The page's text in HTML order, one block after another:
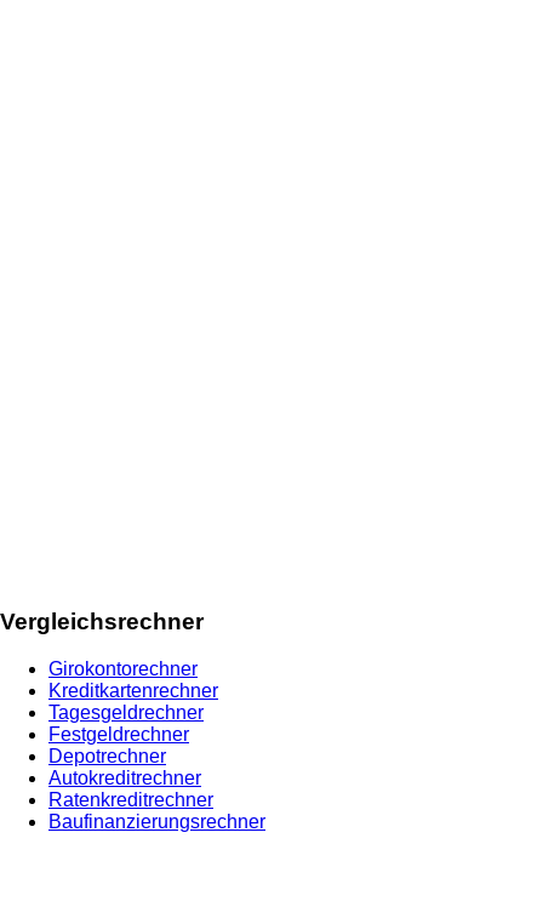
Vergleichsrechner
Girokontorechner
Kreditkartenrechner
Tagesgeldrechner
Festgeldrechner
Depotrechner
Autokreditrechner
Ratenkreditrechner
Baufinanzierungsrechner